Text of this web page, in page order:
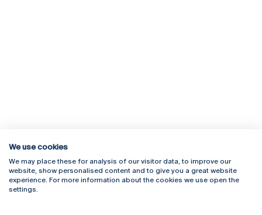
Rua Diogo Botelho 1327
4169-005 Porto
+351 226 196 240
Campus Online
Webmail
We use cookies
We may place these for analysis of our visitor data, to improve our
website, show personalised content and to give you a great website
experience. For more information about the cookies we use open the
settings.